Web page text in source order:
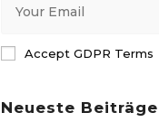
Accept GDPR Terms
Neueste Beiträge